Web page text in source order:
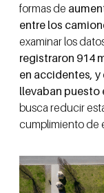
formas de
entre los
examinar los
registraron 914
en accidentes,
llevaban puesto
busca reducir
cumplimiento de